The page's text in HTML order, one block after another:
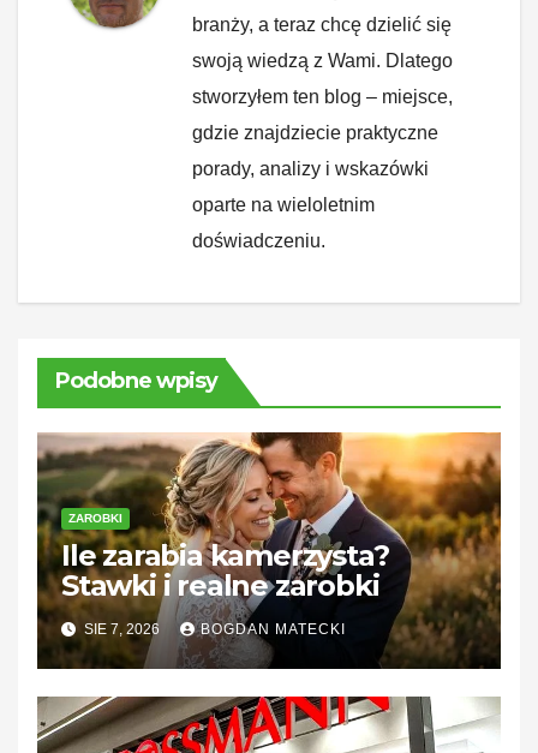
branży, a teraz chcę dzielić się
swoją wiedzą z Wami. Dlatego
stworzyłem ten blog – miejsce,
gdzie znajdziecie praktyczne
porady, analizy i wskazówki
oparte na wieloletnim
doświadczeniu.
Podobne wpisy
ZAROBKI
Ile zarabia kamerzysta?
Stawki i realne zarobki
SIE 7, 2026 BOGDAN MATECKI